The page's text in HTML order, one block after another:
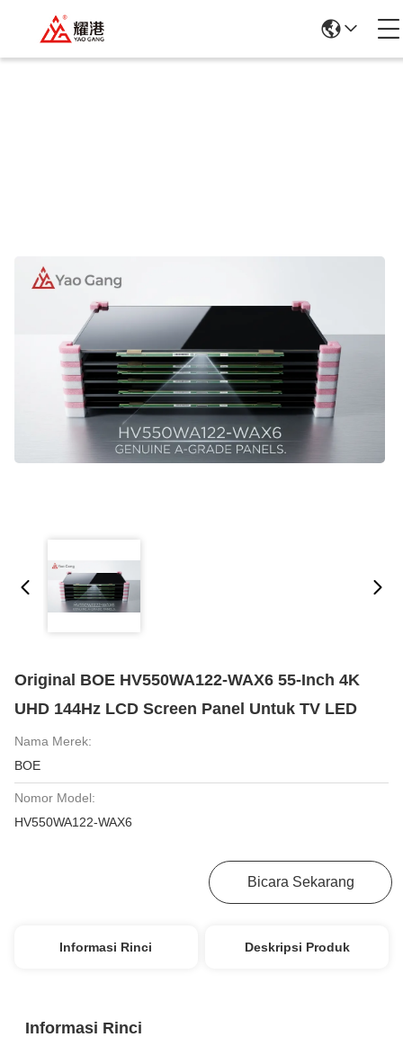
Original BOE HV550WA122-WAX6 55-Inch 4K
UHD 144Hz LCD Screen Panel Untuk TV LED
Nama Merek:
BOE
Nomor Model:
HV550WA122-WAX6
Bicara Sekarang
Informasi Rinci Deskripsi Produk
Informasi Rinci